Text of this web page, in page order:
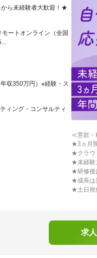
ら未経験者大歓迎！★
ートオンライン（全国
収350万円）※経験・ス
ィング・コンサルティ
≪意欲・
★3ヵ月
★クラウ
★未経験
★研修後
★成長は
★土日祝
求